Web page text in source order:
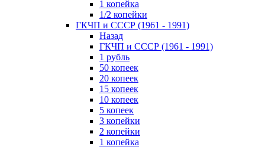
1 копейка
1/2 копейки
ГКЧП и СССР (1961 - 1991)
Назад
ГКЧП и СССР (1961 - 1991)
1 рубль
50 копеек
20 копеек
15 копеек
10 копеек
5 копеек
3 копейки
2 копейки
1 копейка